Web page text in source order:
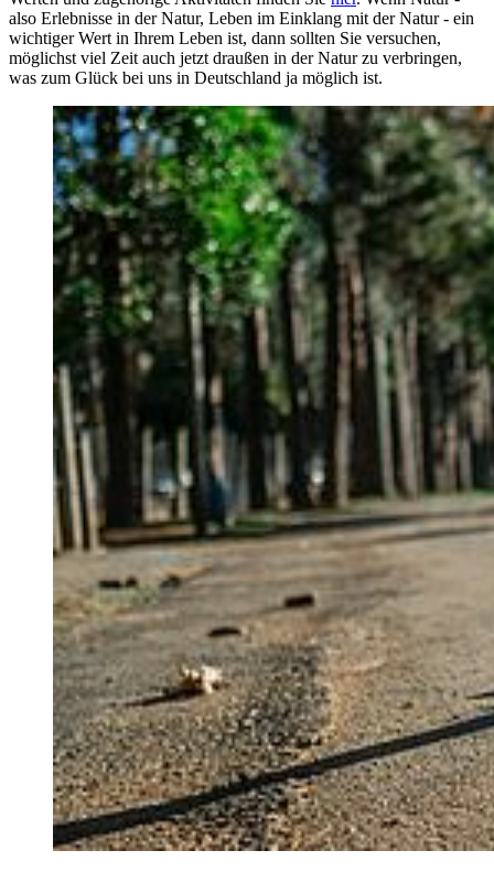
also Erlebnisse in der Natur, Leben im Einklang mit der Natur - ein
wichtiger Wert in Ihrem Leben ist, dann sollten Sie versuchen,
möglichst viel Zeit auch jetzt draußen in der Natur zu verbringen,
was zum Glück bei uns in Deutschland ja möglich ist.